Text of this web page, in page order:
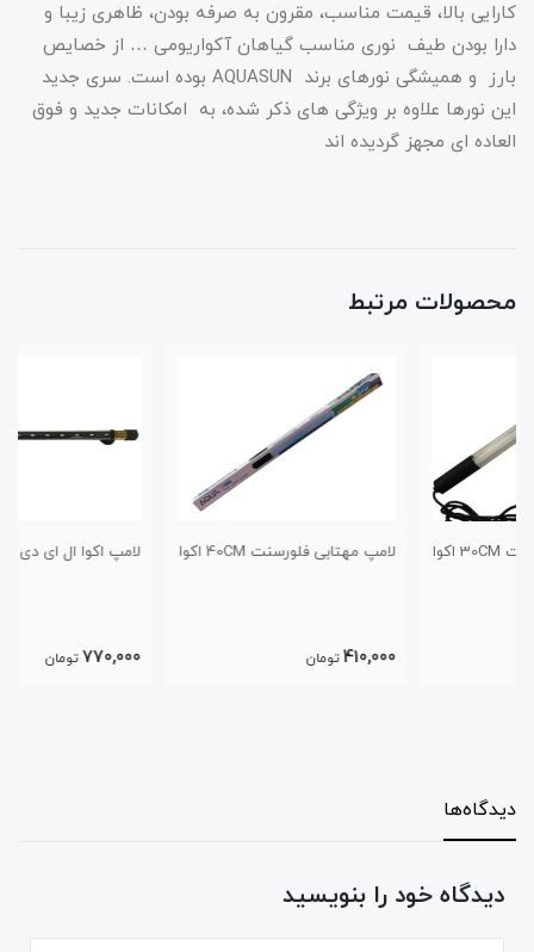
کارایی بالا، قیمت مناسب، مقرون به صرفه بودن، ظاهری زیبا و
دارا بودن طیف نوری مناسب گیاهان آکواریومی … از خصایص
بارز و همیشگی نورهای برند AQUASUN بوده است. سری جدید
این نورها علاوه بر ویژگی های ذکر شده، به امکانات جدید و فوق
العاده ای مجهز گردیده اند
محصولات مرتبط
لامپ مهتابی فلورسنت 40CM اکوا لامپ اکوا ال ای دی 20CM
دیدگاه‌ها
دیدگاه خود را بنویسید